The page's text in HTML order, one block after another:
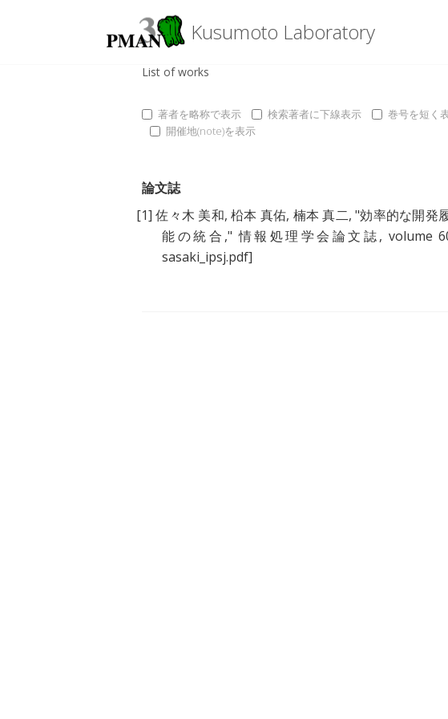
Kusumoto Laboratory
List of works
著者を略称で表示 検索著者に下線表示 巻号を短く
開催地(note)を表示
論文誌
[1] 佐々木 美和,柗本 真佑, 楠本 真二, "効率的な開発
能の統合 ," 情報処理学会論文誌, volume
sasaki_ipsj.pdf]